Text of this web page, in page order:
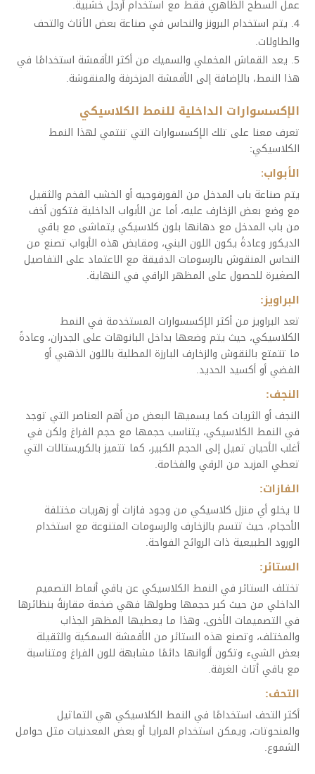
عمل السطح الظاهري فقط مع استخدام أرجل خشبية.
يتم استخدام البرونز والنحاس في صناعة بعض الأثاث والتحف
والطاولات.
يعد القماش المخملي والسميك من أكثر الأقمشة استخدامًا في
هذا النمط، بالإضافة إلى الأقمشة المزخرفة والمنقوشة.
الإكسسوارات الداخلية للنمط الكلاسيكي
تعرف معنا على تلك الإكسسوارات التي تنتمي لهذا النمط
الكلاسيكي:
الأبواب:
يتم صناعة باب المدخل من الفورفوجيه أو الخشب الفخم والثقيل
مع وضع بعض الزخارف عليه، أما عن الأبواب الداخلية فتكون أخف
من باب المدخل مع دهانها بلون كلاسيكي يتماشى مع باقي
الديكور وعادةً يكون اللون البني، ومقابض هذه الأبواب تصنع من
النحاس المنقوش بالرسومات الدقيقة مع الاعتماد على التفاصيل
الصغيرة للحصول على المظهر الراقي في النهاية.
البراويز:
تعد البراويز من أكثر الإكسسوارات المستخدمة في النمط
الكلاسيكي، حيث يتم وضعها بداخل البانوهات على الجدران، وعادةً
ما تتمتع بالنقوش والزخارف البارزة المطلية باللون الذهبي أو
الفضي أو أكسيد الحديد.
النجف:
النجف أو الثريات كما يسميها البعض من أهم العناصر التي توجد
في النمط الكلاسيكي، يتناسب حجمها مع حجم الفراغ ولكن في
أغلب الأحيان تميل إلى الحجم الكبير، كما تتميز بالكريستالات التي
تعطي المزيد من الرقي والفخامة.
الفازات:
لا يخلو أي منزل كلاسيكي من وجود فازات أو زهريات مختلفة
الأحجام، حيث تتسم بالزخارف والرسومات المتنوعة مع استخدام
الورود الطبيعية ذات الروائح الفواحة.
الستائر:
تختلف الستائر في النمط الكلاسيكي عن باقي أنماط التصميم
الداخلي من حيث كبر حجمها وطولها فهي ضخمة مقارنةً بنظائرها
في التصميمات الأخرى، وهذا ما يعطيها المظهر الجذاب
والمختلف، وتصنع هذه الستائر من الأقمشة السمكية والثقيلة
بعض الشيء وتكون ألوانها دائمًا مشابهة للون الفراغ ومتناسبة
مع باقي أثاث الغرفة.
التحف:
أكثر التحف استخدامًا في النمط الكلاسيكي هي التماثيل
والمنحوتات، ويمكن استخدام المرايا أو بعض المعدنيات مثل حوامل
الشموع.